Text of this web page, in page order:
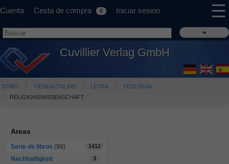
Cuenta Cesta de compra 0 Iniciar sesion ☰
Cuvillier Verlag GmbH
START TIENDA ONLINE LETRA
TEOLOGÍA
RELIGIONSWISSENSCHAFT
Areas
Serie de libros (99) 1412
Nachhaltigkeit 3